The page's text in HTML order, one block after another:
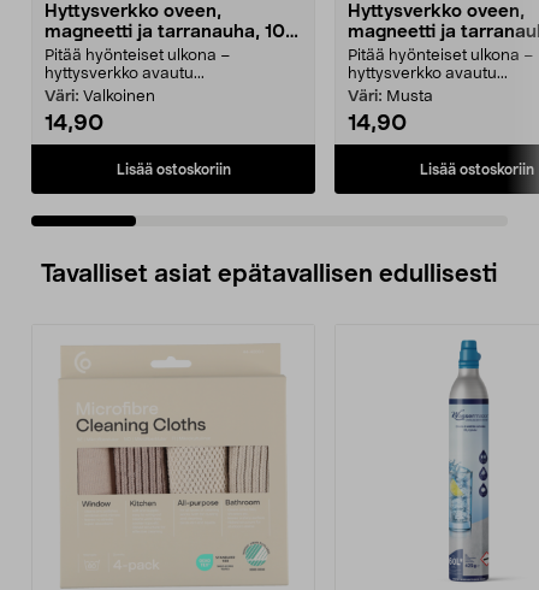
Hyttysverkko oveen,
magneetti ja tarranauha, 100
x 220 cm
Pitää hyönteiset ulkona –
hyttysverkko avautu...
Väri: Valkoinen
14,90
Lisää ostoskoriin
Hyttysverkko oveen,
magneetti ja
x 220 cm
Pitää hyönteiset ulkona –
hyttysverkko avautu...
Väri: Musta
14,90
Lisää ostoskoriin
Tavalliset asiat epätavallisen edullisesti